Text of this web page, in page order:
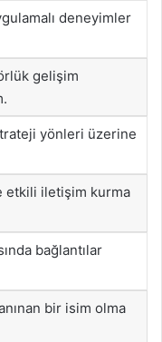
deneyimler
gelişim
yönleri üzerine
etkili iletişim kurma
bağlantılar
bir isim olma